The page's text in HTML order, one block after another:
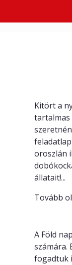
Kitört a
tartalmas
oroszlán
állatait!...
Tovább
A Föld
számára.
fogadtuk